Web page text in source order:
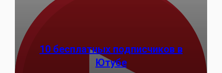
10 бесплатных подписчиков в
Ютубе